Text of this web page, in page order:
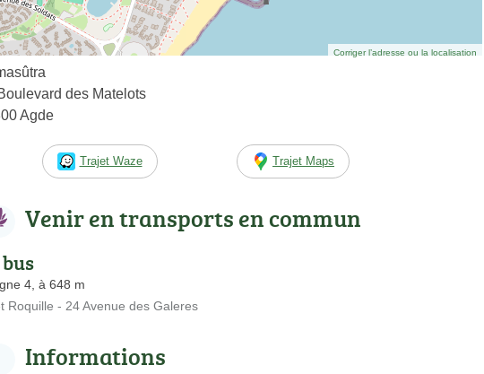
Corriger l’adresse ou la localisation
des Matelots
Agde
Trajet Waze Trajet Maps
Venir en transports en commun
4, à 648 m
Roquille - 24 Avenue des Galeres
Informations